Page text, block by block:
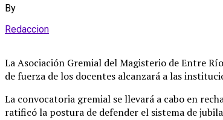
By
Redaccion
La Asociación Gremial del Magisterio de Entre
de fuerza de los docentes alcanzará a las
La convocatoria gremial se llevará a cabo en
ratificó la postura de defender el sistema de